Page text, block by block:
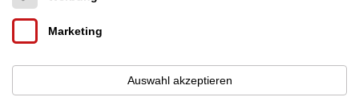
Marketing
Auswahl akzeptieren